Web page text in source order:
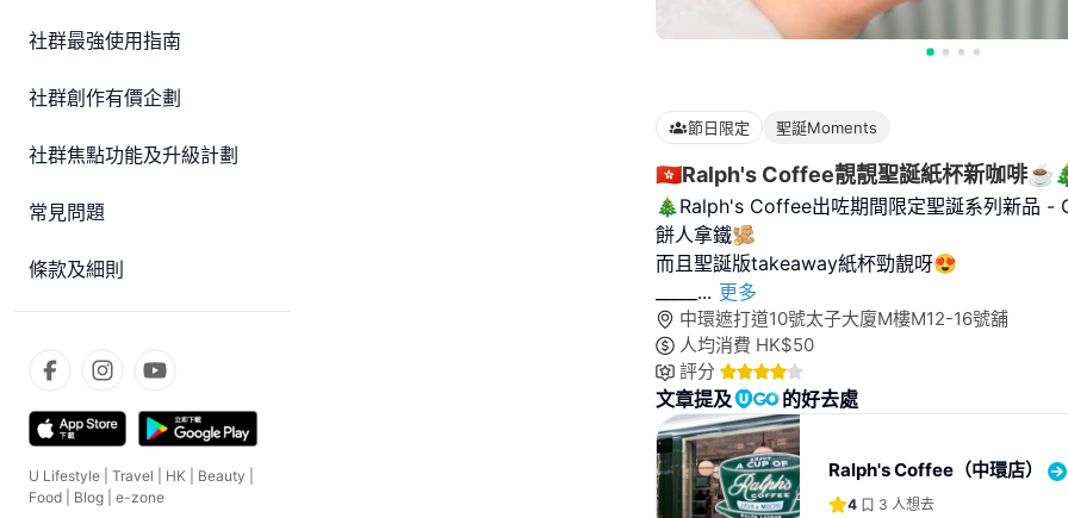
社群最強使用指南
社群創作有價企劃
社群焦點功能及升級計劃
常見問題
條款及細則
U Lifestyle Travel HK Beauty
Food
Blog e-zone
節日限定 聖誕Moments
🇭🇰Ralph's Coffee靚靚聖誕紙杯新咖啡
🎄Ralph's Coffee出咗期間限定聖誕系列新品 -
餅人拿鐵🫚
而且聖誕版takeaway紙杯勁靚呀😍
... 更多
中環遮打道10號太子大廈M樓M12-16號舖
人均消費 HK$50
評分
文章提及 的好去處
Ralph's Coffee（中環店）
4 3 人想去